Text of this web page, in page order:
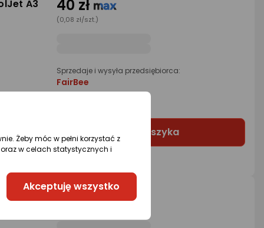
A3 40 zł
(0,08 zł/szt.)
Sprzedaje i wysyła przedsiębiorca:
FairBee
Do koszyka
Impact
do 82,67 zł
Żeby móc w pełni korzystać z
w celach statystycznych i
Akceptuję wszystko